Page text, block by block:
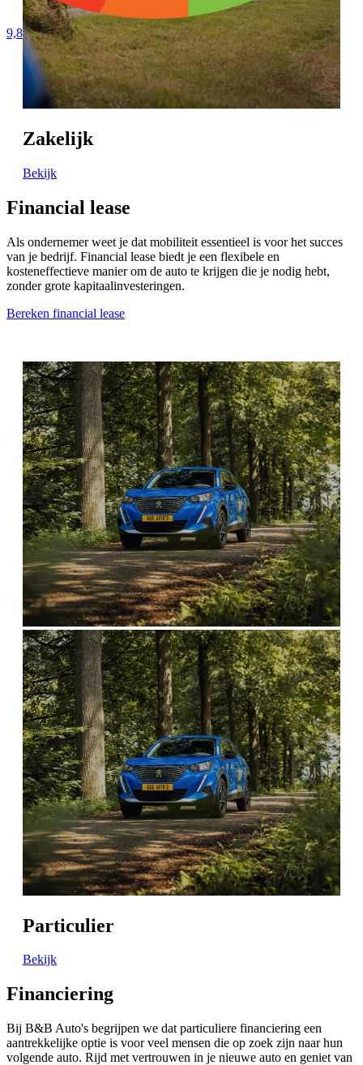
9,8
Zakelijk
Bekijk
Financial lease
Als ondernemer weet je dat mobiliteit essentieel is voor het succes
van je bedrijf. Financial lease biedt je een flexibele en
kosteneffectieve manier om de auto te krijgen die je nodig hebt,
zonder grote kapitaalinvesteringen.
Bereken financial lease
Particulier
Bekijk
Financiering
Bij B&B Auto's begrijpen we dat particuliere financiering een
aantrekkelijke optie is voor veel mensen die op zoek zijn naar hun
volgende auto. Rijd met vertrouwen in je nieuwe auto en geniet van